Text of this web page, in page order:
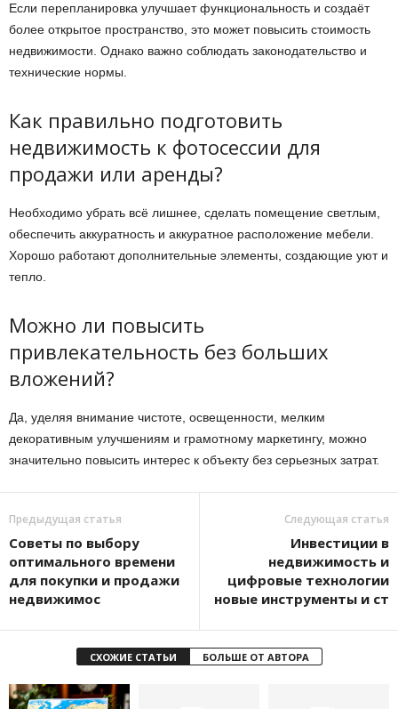
Если перепланировка улучшает функциональность и создаёт
более открытое пространство, это может повысить стоимость
недвижимости. Однако важно соблюдать законодательство и
технические нормы.
Как правильно подготовить
недвижимость к фотосессии для
продажи или аренды?
Необходимо убрать всё лишнее, сделать помещение светлым,
обеспечить аккуратность и аккуратное расположение мебели.
Хорошо работают дополнительные элементы, создающие уют и
тепло.
Можно ли повысить
привлекательность без больших
вложений?
Да, уделяя внимание чистоте, освещенности, мелким
декоративным улучшениям и грамотному маркетингу, можно
значительно повысить интерес к объекту без серьезных затрат.
Предыдущая статья
Советы по выбору
оптимального времени
для покупки и продажи
недвижимос
Следующая статья
Инвестиции в
недвижимость и
цифровые технологии
новые инструменты и ст
СХОЖИЕ СТАТЬИ БОЛЬШЕ ОТ АВТОРА